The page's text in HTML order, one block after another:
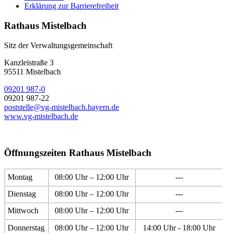
Erklärung zur Barrierefreiheit
Rathaus Mistelbach
Sitz der Verwaltungsgemeinschaft
Kanzleistraße 3
95511 Mistelbach
09201 987-0
09201 987-22
poststelle@vg-mistelbach.bayern.de
www.vg-mistelbach.de
Öffnungszeiten Rathaus Mistelbach
Montag 08:00 Uhr – 12:00 Uhr
---
Dienstag
08:00 Uhr – 12:00 Uhr
---
Mittwoch
08:00 Uhr – 12:00 Uhr
---
Donnerstag
08:00 Uhr – 12:00 Uhr
14:00 Uhr - 18:00 Uhr